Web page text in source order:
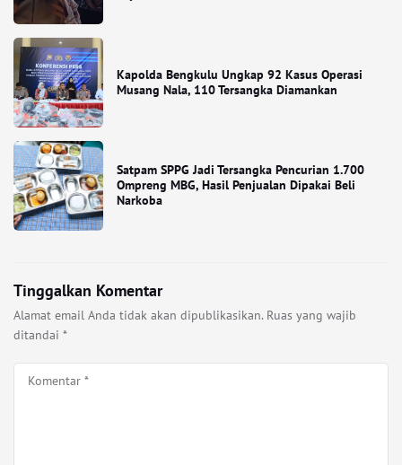
Kapolda Bengkulu Ungkap 92 Kasus Operasi
Musang Nala, 110 Tersangka Diamankan
Satpam SPPG Jadi Tersangka Pencurian 1.700
Ompreng MBG, Hasil Penjualan Dipakai Beli
Narkoba
Tinggalkan Komentar
Alamat email Anda tidak akan dipublikasikan. Ruas yang wajib
ditandai *